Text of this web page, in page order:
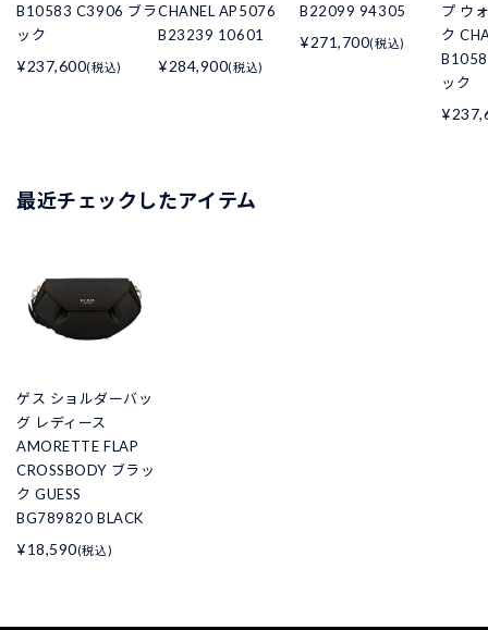
B10583 C3906 ブラ
ック
¥237,600(税込)
CHANEL AP5076
B23239 10601
¥284,900(税込)
B22099 94305
¥271,700(税込)
プ ウ
ク
ック
最近チェックしたアイテム
ゲス ショルダーバッ
グ レディース
AMORETTE FLAP
CROSSBODY ブラッ
ク GUESS
BG789820 BLACK
¥18,590(税込)